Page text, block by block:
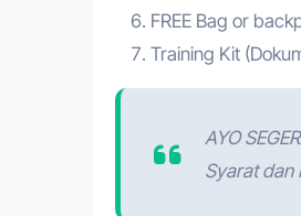
FREE Bag or
Training Kit
AYO
Syarat dan